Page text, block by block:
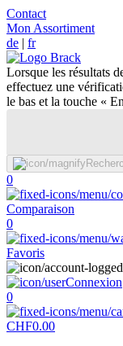
Contact
Mon Assortiment
de | fr
Lorsque les résultats
effectuez une
le bas et la touche «
0
Comparaison
0
Favoris
Connexion
0
CHF0.00